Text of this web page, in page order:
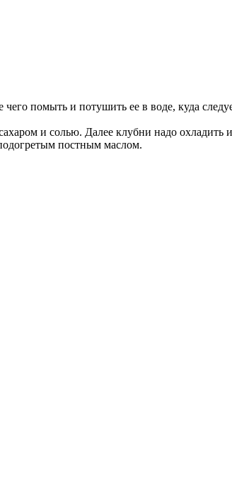
помыть и потушить ее в воде, куда
и солью. Далее клубни надо охладить и
постным маслом.